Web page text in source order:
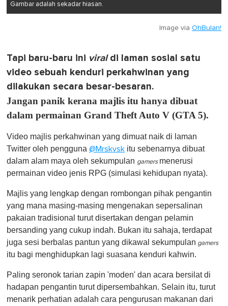
Gambar adalah sekadar hiasan.
Image via OhBulan!
Tapi baru-baru ini viraldi laman sosial satu
video sebuah kenduri perkahwinan yang
dilakukan secara besar-besaran.
Jangan panik kerana majlis itu hanya dibuat
dalam permainan Grand Theft Auto V (GTA 5).
Video majlis perkahwinan yang dimuat naik di laman
Twitter oleh pengguna @Mrskvsk itu sebenarnya dibuat
dalam alam maya oleh sekumpulan gamers menerusi
permainan video jenis RPG (simulasi kehidupan nyata).
Majlis yang lengkap dengan rombongan pihak pengantin
yang mana masing-masing mengenakan sepersalinan
pakaian tradisional turut disertakan dengan pelamin
bersanding yang cukup indah. Bukan itu sahaja, terdapat
juga sesi berbalas pantun yang dikawal sekumpulan gamers
itu bagi menghidupkan lagi suasana kenduri kahwin.
Paling seronok tarian zapin 'moden' dan acara bersilat di
hadapan pengantin turut dipersembahkan. Selain itu, turut
menarik perhatian adalah cara pengurusan makanan dari